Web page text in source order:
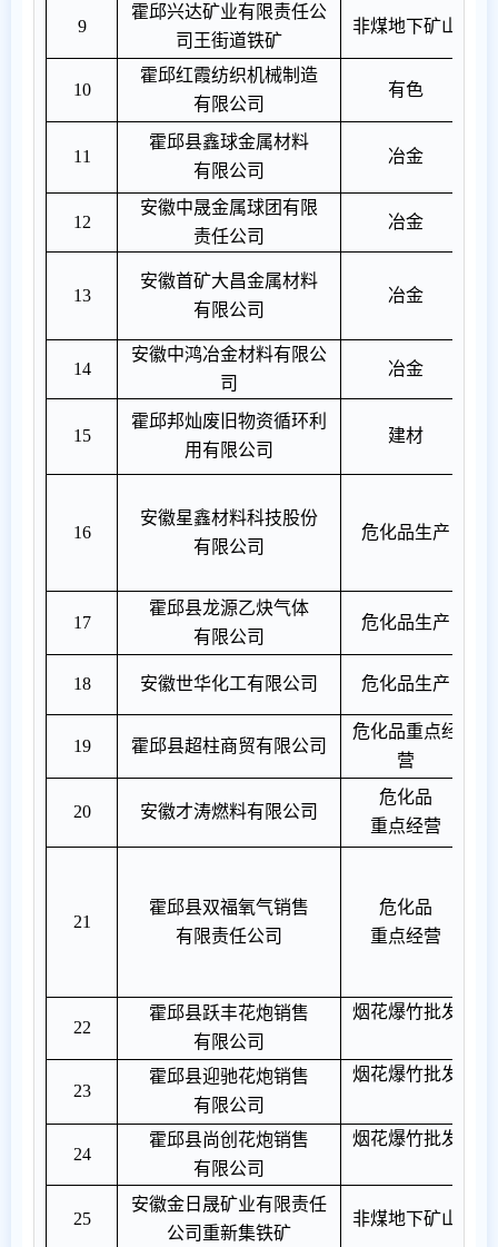
9
霍邱兴达矿业有限责任公
司王街道铁矿
非煤地下矿山
10
霍邱红霞纺织机械制造
有限公司
有色
1 1
霍邱县鑫球金属材料
有限公司
冶金
12
安徽中晟金属球团有限
责任公司
冶金
13
安徽首矿大昌金属材料
有限公司
冶金
14
安徽中鸿冶金材料有限公
司
冶金
15
霍邱邦灿废旧物资循环利
用有限公司
建材
16
安徽星鑫材料科技股份
有限公司
危化品生产
17
霍邱县龙源乙炔气体
有限公司
危化品生产
18 安徽世华化工有限公司 危化品生产
19 霍邱县超柱商贸有限公司
危化品重点经
营
20 安徽才涛燃料有限公司
危化品
重点经营
21
霍邱县双福氧气销售
有限责任公司
危化品
重点经营
22
霍邱县跃丰花炮销售
有限公司
烟花爆竹批发
23
霍邱县迎驰花炮销售
有限公司
烟花爆竹批发
24
霍邱县尚创花炮销售
有限公司
烟花爆竹批发
25
安徽金日晟矿业有限责任
公司重新集铁矿
非煤地下矿山